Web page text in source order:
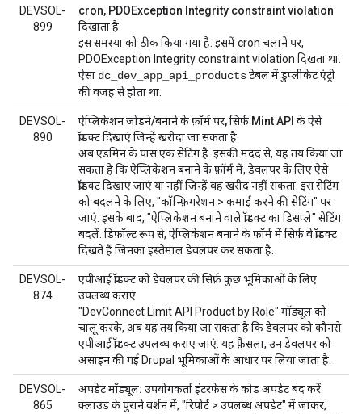
DEVSOL-
899
cron, PDOException Integrity constraint violation
दिखाता है
इस समस्या को ठीक किया गया है. इसमें cron चलाने पर,
PDOException Integrity constraint violation दिखता था.
ऐसा dc_dev_app_api_productsटेबल में डुप्लीकेट एंट्री
की वजह से होता था.
DEVSOL-
890
ऐप्लिकेशन जोड़ने/बनाने के फ़ॉर्म पर, सिर्फ़ Mint API के ऐसे
प्रॉडक्ट दिखाएं जिन्हें खरीदा जा सकता है
अब एडमिन के पास एक सेटिंग है. इसकी मदद से, यह तय किया जा
सकता है कि ऐप्लिकेशन बनाने के फ़ॉर्म में, डेवलपर के लिए ऐसे
प्रॉडक्ट दिखाए जाएं या नहीं जिन्हें वह खरीद नहीं सकता. इस सेटिंग
को बदलने के लिए, "कॉन्फ़िगरेशन > कमाई करने की सेटिंग" पर
जाएं. इसके बाद, "ऐप्लिकेशन बनाने वाले प्रॉडक्ट का डिसप्ले" सेटिंग
बदलें. डिफ़ॉल्ट रूप से, ऐप्लिकेशन बनाने के फ़ॉर्म में सिर्फ़ वे प्रॉडक्ट
दिखते हैं जिनका इस्तेमाल डेवलपर कर सकता है.
DEVSOL-
874
एपीआई प्रॉडक्ट को डेवलपर की सिर्फ़ कुछ भूमिकाओं के लिए
उपलब्ध कराएं
"DevConnect Limit API Product by Role" मॉड्यूल को
चालू करके, अब यह तय किया जा सकता है कि डेवलपर को कौनसे
एपीआई प्रॉडक्ट उपलब्ध कराए जाएं. यह फ़ैसला, उन डेवलपर को
असाइन की गई Drupal भूमिकाओं के आधार पर लिया जाता है.
DEVSOL-
865
अपडेट मॉड्यूल: उपयोगकर्ता इंटरफ़ेस के कोड अपडेट बंद करें
क्लाउड के पुराने वर्शन में, "रिपोर्ट > उपलब्ध अपडेट" में जाकर,